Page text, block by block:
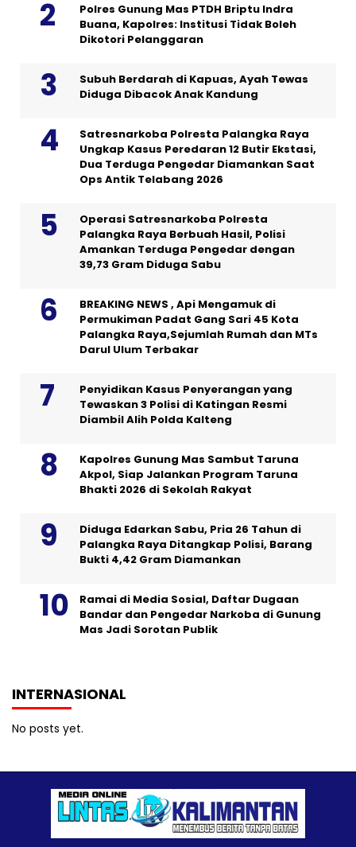
Polres Gunung Mas PTDH Briptu Indra
Buana, Kapolres: Institusi Tidak Boleh
Dikotori Pelanggaran
Subuh Berdarah di Kapuas, Ayah Tewas
Diduga Dibacok Anak Kandung
Satresnarkoba Polresta Palangka Raya
Ungkap Kasus Peredaran 12 Butir Ekstasi,
Dua Terduga Pengedar Diamankan Saat
Ops Antik Telabang 2026
Operasi Satresnarkoba Polresta
Palangka Raya Berbuah Hasil, Polisi
Amankan Terduga Pengedar dengan
39,73 Gram Diduga Sabu
BREAKING NEWS , Api Mengamuk di
Permukiman Padat Gang Sari 45 Kota
Palangka Raya,Sejumlah Rumah dan MTs
Darul Ulum Terbakar
Penyidikan Kasus Penyerangan yang
Tewaskan 3 Polisi di Katingan Resmi
Diambil Alih Polda Kalteng
Kapolres Gunung Mas Sambut Taruna
Akpol, Siap Jalankan Program Taruna
Bhakti 2026 di Sekolah Rakyat
Diduga Edarkan Sabu, Pria 26 Tahun di
Palangka Raya Ditangkap Polisi, Barang
Bukti 4,42 Gram Diamankan
Ramai di Media Sosial, Daftar Dugaan
Bandar dan Pengedar Narkoba di Gunung
Mas Jadi Sorotan Publik
INTERNASIONAL
No posts yet.